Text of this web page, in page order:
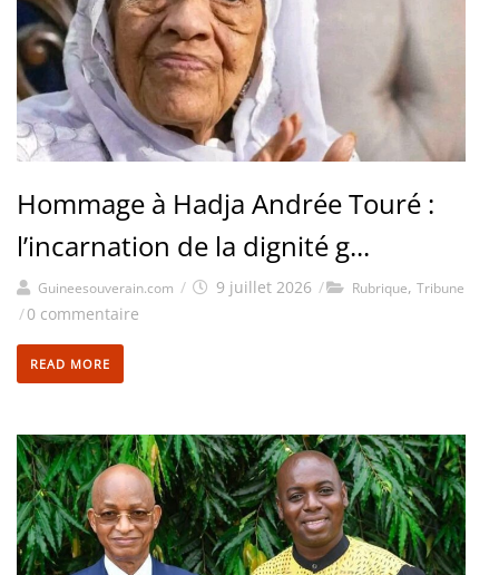
Hommage à Hadja Andrée Touré :
l’incarnation de la dignité g...
Guineesouverain.com / 9 juillet 2026 / Rubrique, Tribune
/0 commentaire
READ MORE